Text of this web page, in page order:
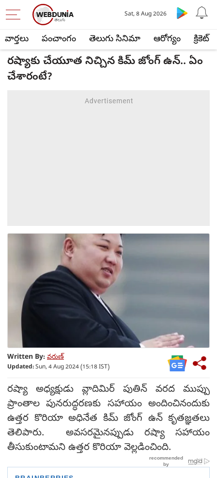
వార్తలు పంచాంగం తెలుగు సినిమా ఆరోగ్యం క్రికెట్
Sat, 8 Aug 2026
రష్యాకు చేయూత నిచ్చిన కిమ్ జోంగ్ ఉన్.. ఏం
చేశారంటే?
Written By: వరుణ్
Updated:Sun, 4 Aug 2024 (15:18 IST)
రష్యా అధ్యక్షుడు వ్లాదిమిర్ పుతిన్ వరద ముప్పు
ప్రాంతాల పునరుద్ధరణకు సహాయం అందించినందుకు
ఉత్తర కొరియా అధినేత కిమ్ జోంగ్ ఉన్ కృతజ్ఞతలు
తెలిపారు. అవసరమైనప్పుడు రష్యా సహాయం
తీసుకుంటామని ఉత్తర కొరియా వెల్లడించింది.